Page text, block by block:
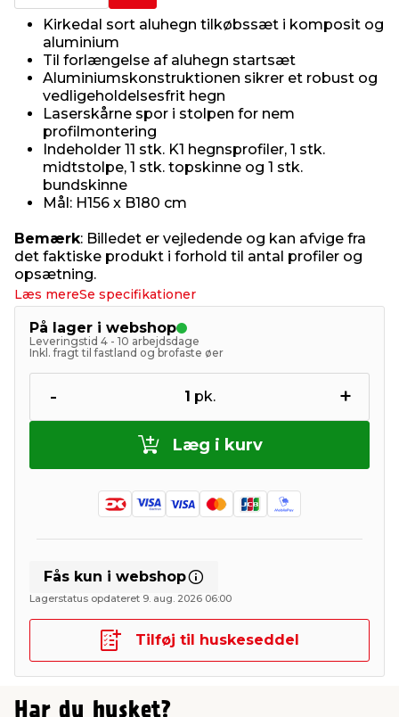
Kirkedal sort aluhegn tilkøbssæt i komposit og
aluminium
Til forlængelse af aluhegn startsæt
Aluminiumskonstruktionen sikrer et robust og
vedligeholdelsesfrit hegn
Laserskårne spor i stolpen for nem
profilmontering
Indeholder 11 stk. K1 hegnsprofiler, 1 stk.
midtstolpe, 1 stk. topskinne og 1 stk.
bundskinne
Mål: H156 x B180 cm
Bemærk: Billedet er vejledende og kan afvige fra
det faktiske produkt i forhold til antal profiler og
opsætning.
Læs mereSe specifikationer
På lager i webshop
Leveringstid 4 - 10 arbejdsdage
Inkl. fragt til fastland og brofaste øer
- 1 pk. +
Læg i kurv
Fås kun i webshop
Lagerstatus opdateret 9. aug. 2026 06:00
Tilføj til huskeseddel
Har du husket?